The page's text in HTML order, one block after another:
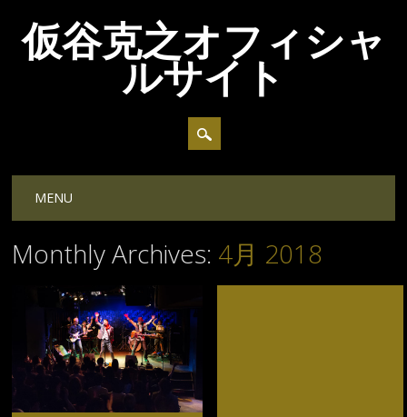
仮谷克之オフィシャ
ルサイト
Main menu
MENU
Monthly Archives: 4月 2018